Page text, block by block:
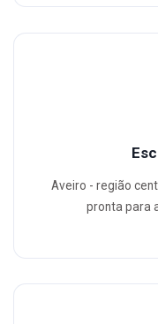
Aveiro - região
pronta para